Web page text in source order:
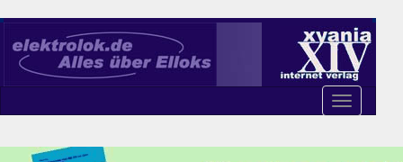
Toggle
navigation